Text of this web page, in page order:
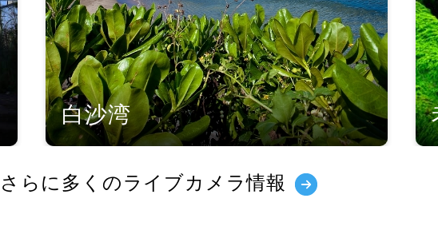
白沙湾
さらに多くのライブカメラ情報